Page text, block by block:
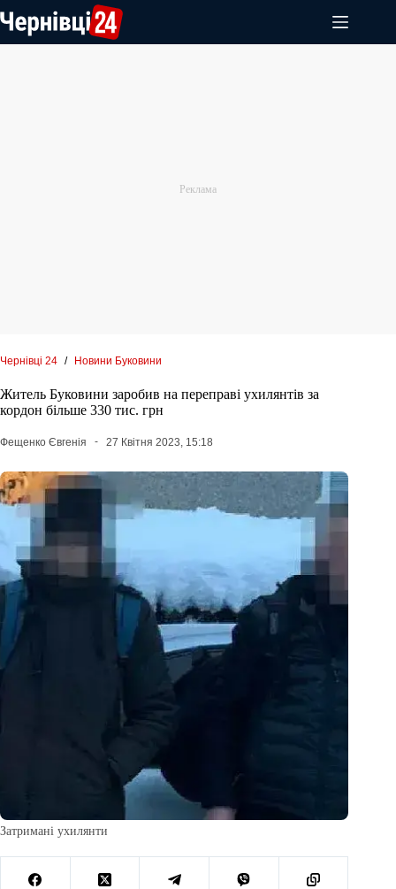
до
вмісту
Чернівці 24 / Новини Буковини
Житель Буковини заробив на переправі ухилянтів за
кордон більше 330 тис. грн
Фещенко Євгенія 27 Квітня 2023, 15:18
Затримані ухилянти